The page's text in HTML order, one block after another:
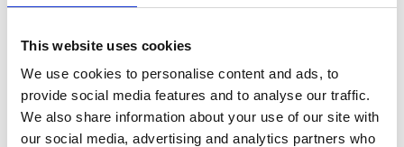
This website uses cookies
We use cookies to personalise content and ads, to
provide social media features and to analyse our traffic.
We also share information about your use of our site with
our social media, advertising and analytics partners who
Zoom
Leveringstid er 5-6 dag(e)
Model/varenr.: 6R3W00010000